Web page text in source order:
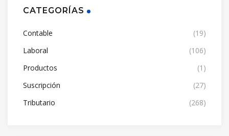
CATEGORÍAS
Contable
(19)
Laboral
(106)
Productos
(1)
Suscripción
(27)
Tributario
(268)